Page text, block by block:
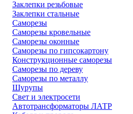
Заклепки резьбовые
Заклепки стальные
Саморезы
Саморезы кровельные
Саморезы оконные
Саморезы по гипсокартону
Конструкционные саморезы
Саморезы по дереву
Саморезы по металлу
Шурупы
Свет и электросети
Автотрансформаторы ЛАТР